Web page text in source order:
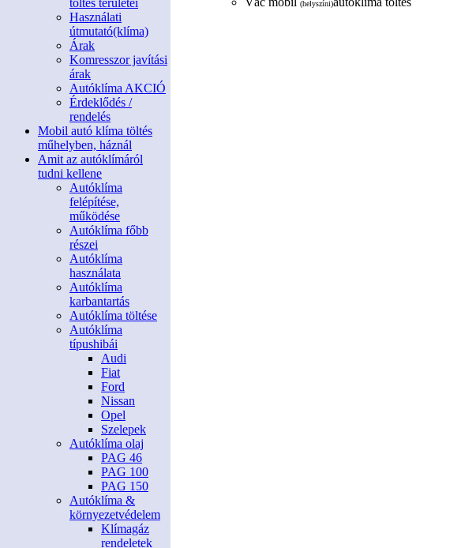
töltés területei
Használati
útmutató(klíma)
Árak
Komresszor javítási
árak
Autóklíma AKCIÓ
Érdeklődés /
rendelés
Mobil autó klíma töltés
műhelyben, háznál
Amit az autóklímáról
tudni kellene
Autóklíma
felépítése,
működése
Autóklíma főbb
részei
Autóklíma
használata
Autóklíma
karbantartás
Autóklíma töltése
Autóklíma
típushibái
Audi
Fiat
Ford
Nissan
Opel
Szelepek
Autóklíma olaj
PAG 46
PAG 100
PAG 150
Autóklíma &
környezetvédelem
Klímagáz
rendeletek
(helyszíni)